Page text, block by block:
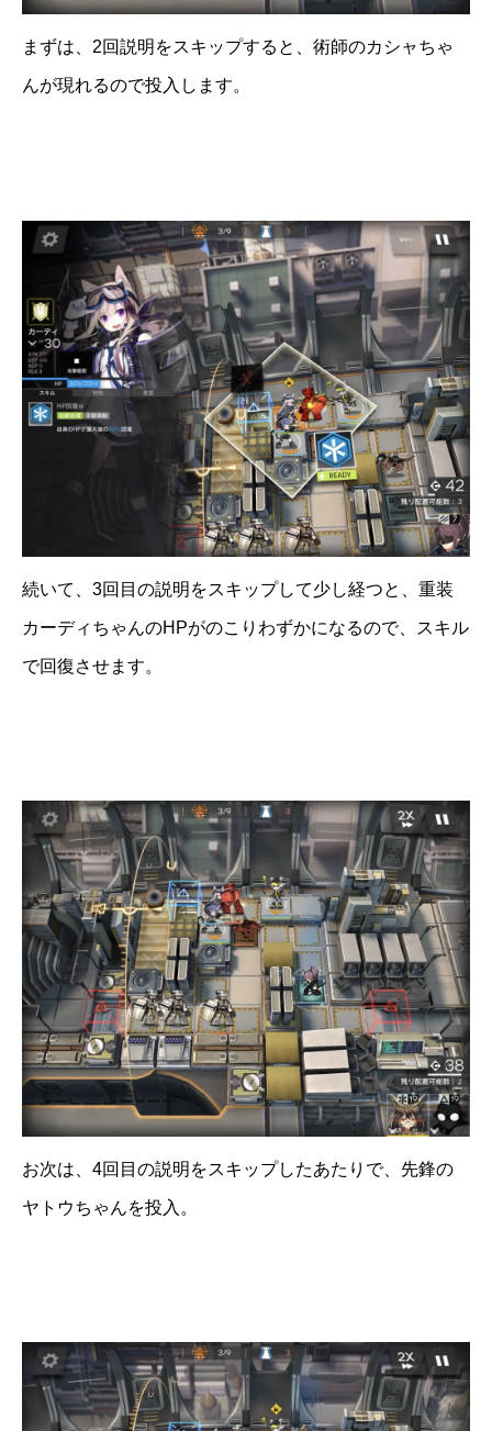
まずは、2回説明をスキップすると、術師のカシャちゃ
んが現れるので投入します。
続いて、3回目の説明をスキップして少し経つと、重装
カーディちゃんのHPがのこりわずかになるので、スキル
で回復させます。
お次は、4回目の説明をスキップしたあたりで、先鋒の
ヤトウちゃんを投入。